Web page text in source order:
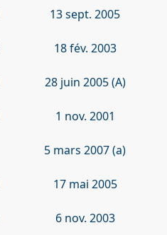
13 sept. 2005
18 fév. 2003
28 juin 2005 (A)
1 nov. 2001
5 mars 2007 (a)
17 mai 2005
6 nov. 2003